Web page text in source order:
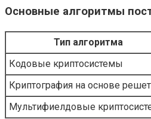
Основные алгоритмы
Тип алгоритма
Кодовые криптосистемы
Криптография на основе
Мультифиелдовые